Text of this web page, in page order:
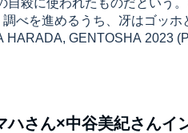
自殺に使われたものだという
べを進めるうち、冴はゴッ
GENTOSHA 2023
ハさん×中谷美紀さんイ